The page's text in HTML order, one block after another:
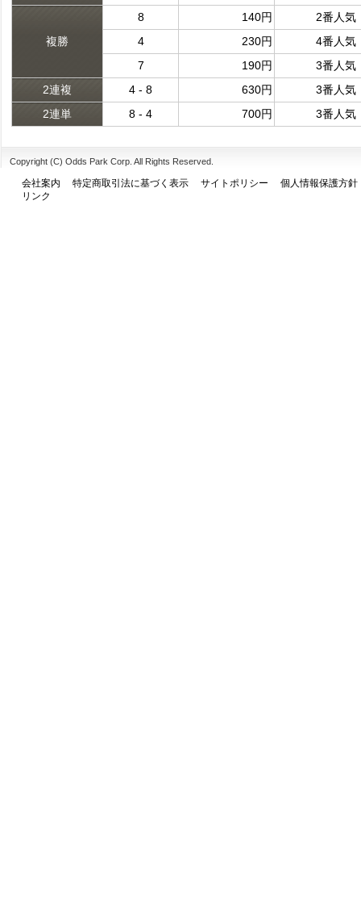
複勝
8 140円
2番人気
4
230円
4番人気
7
190円
3番人気
2連複
4 - 8 630円
3番人気
2連単
8 - 4 700円 3番人気
Copyright (C) Odds Park Corp. All Rights Reserved.
会社案内 特定商取引法に基づく表示 サイトポリシー
個人情報保護方針
リンク